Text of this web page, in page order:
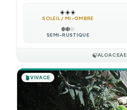
☀️☀️☀️
SOLEIL / MI-OMBRE
❄️❄️❄️
SEMI-RUSTIQUE
🍃ALOACEAE
🪴VIVACE